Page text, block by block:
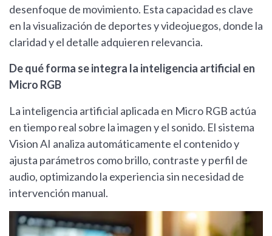
desenfoque de movimiento. Esta capacidad es clave
en la visualización de deportes y videojuegos, donde la
claridad y el detalle adquieren relevancia.
De qué forma se integra la inteligencia artificial en
Micro RGB
La inteligencia artificial aplicada en Micro RGB actúa
en tiempo real sobre la imagen y el sonido. El sistema
Vision AI analiza automáticamente el contenido y
ajusta parámetros como brillo, contraste y perfil de
audio, optimizando la experiencia sin necesidad de
intervención manual.